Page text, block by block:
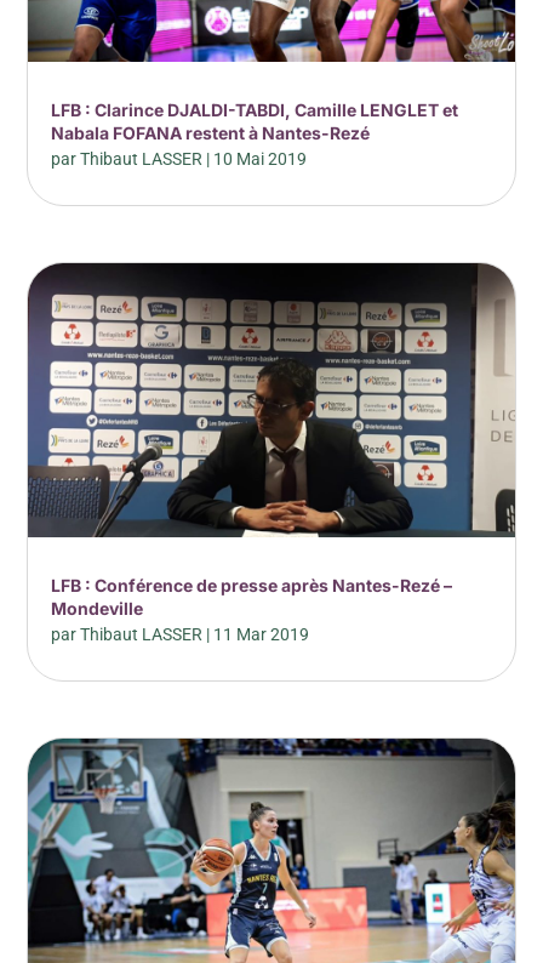
LFB : Clarince DJALDI-TABDI, Camille LENGLET et
Nabala FOFANA restent à Nantes-Rezé
parThibaut LASSER | 10 Mai 2019
LFB : Conférence de presse après Nantes-Rezé –
Mondeville
parThibaut LASSER | 11 Mar 2019